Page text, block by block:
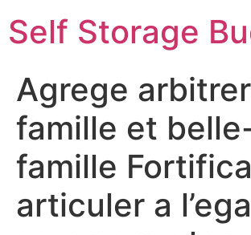
Self Storage
Agrege arbitrer
famille et
famille
articuler a